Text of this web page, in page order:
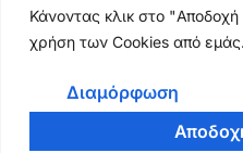
Κάνοντας κλικ στο
χρήση των Cookies από εμάς.
Διαμόρφωση